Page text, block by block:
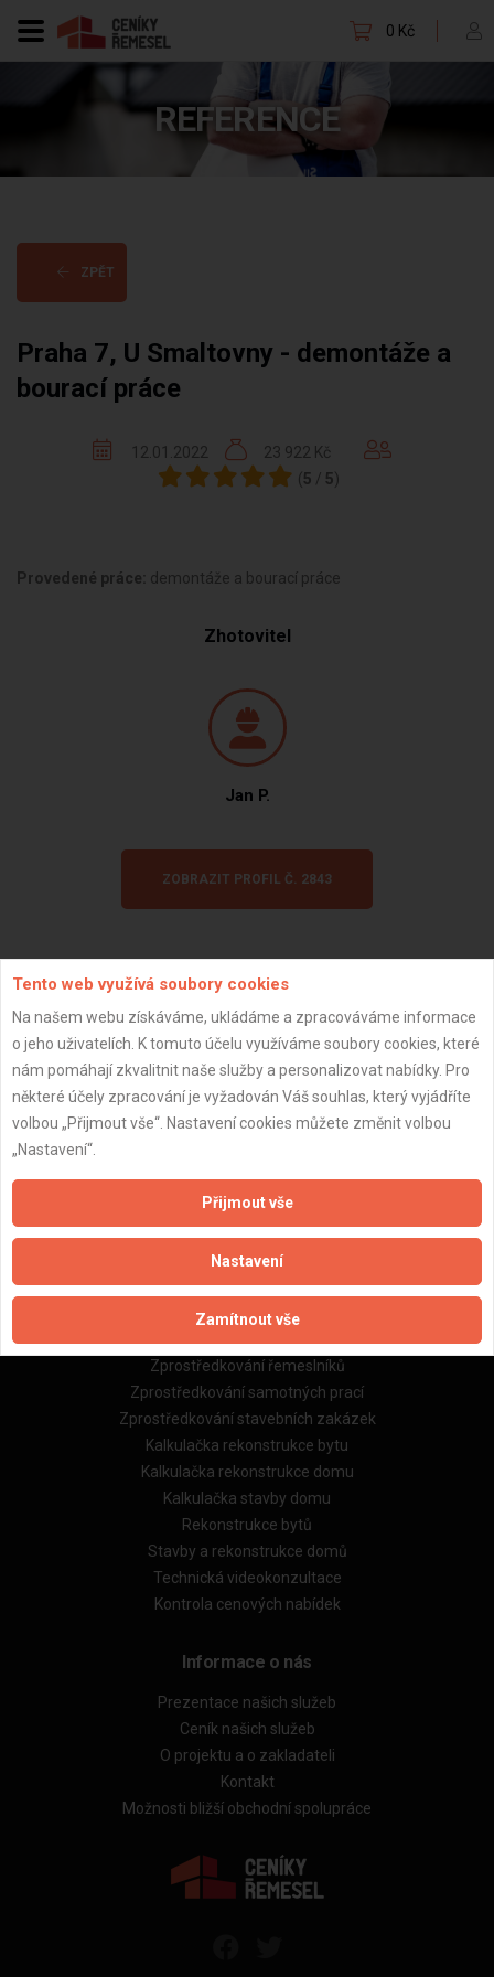
0 Kč
REFERENCE
ZPĚT
Praha 7, U Smaltovny - demontáže a
bourací práce
12.01.2022
23 922 Kč
( 5 / 5)
Provedené práce: demontáže a bourací práce
Zhotovitel
Jan P.
ZOBRAZIT PROFIL Č. 2843
Důležité informace
Naše firmy a řemeslníci
Zpracování a ochrana osobních údajů
Reference
Naše excelové tabulky online
Naše služby
Zprostředkování řemeslníků
Zprostředkování samotných prací
Zprostředkování stavebních zakázek
Kalkulačka rekonstrukce bytu
Kalkulačka rekonstrukce domu
Kalkulačka stavby domu
Rekonstrukce bytů
Stavby a rekonstrukce domů
Technická videokonzultace
Kontrola cenových nabídek
Informace o nás
Prezentace našich služeb
Ceník našich služeb
O projektu a o zakladateli
Kontakt
Možnosti bližší obchodní spolupráce
Tento web využívá soubory cookies
Na našem webu získáváme, ukládáme a zpracováváme informace
o jeho uživatelích. K tomuto účelu využíváme soubory cookies, které
nám pomáhají zkvalitnit naše služby a personalizovat nabídky. Pro
některé účely zpracování je vyžadován Váš souhlas, který vyjádříte
volbou „Přijmout vše“. Nastavení cookies můžete změnit volbou
„Nastavení“.
Přijmout vše
Nastavení
Zamítnout vše